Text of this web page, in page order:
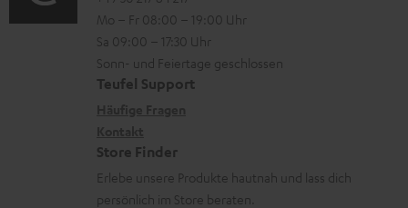
l
a
d
o
n
e
r
-
L
e
k
o
n
t
a
d
a
Mo – Fr 08:00 – 19:00 Uhr
Sa 09:00 – 17:30 Uhr
Sonn- und Feiertage geschlossen
Teufel Support
Store Finder
Erlebe unsere Produkte hautnah und lass dich
persönlich im Store beraten.